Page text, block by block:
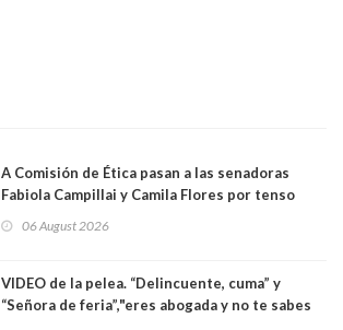
A Comisión de Ética pasan a las senadoras
Fabiola Campillai y Camila Flores por tenso
06 August 2026
VIDEO de la pelea. “Delincuente, cuma” y
“Señora de feria”,"eres abogada y no te sabes